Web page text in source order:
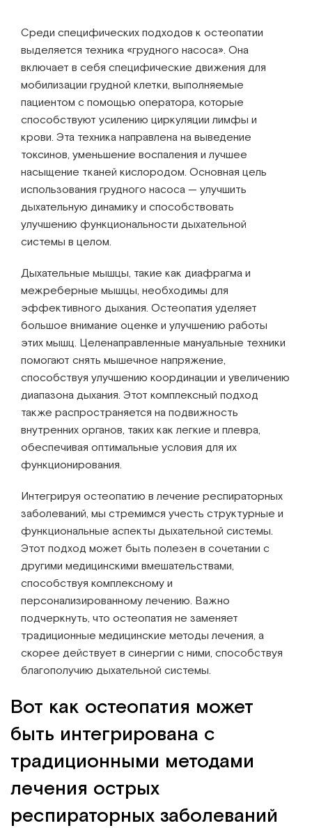
Среди специфических подходов к остеопатии
выделяется техника «грудного насоса». Она
включает в себя специфические движения для
мобилизации грудной клетки, выполняемые
пациентом с помощью оператора, которые
способствуют усилению циркуляции лимфы и
крови. Эта техника направлена на выведение
токсинов, уменьшение воспаления и лучшее
насыщение тканей кислородом. Основная цель
использования грудного насоса — улучшить
дыхательную динамику и способствовать
улучшению функциональности дыхательной
системы в целом.
Дыхательные мышцы, такие как диафрагма и
межреберные мышцы, необходимы для
эффективного дыхания. Остеопатия уделяет
большое внимание оценке и улучшению работы
этих мышц. Целенаправленные мануальные техники
помогают снять мышечное напряжение,
способствуя улучшению координации и увеличению
диапазона дыхания. Этот комплексный подход
также распространяется на подвижность
внутренних органов, таких как легкие и плевра,
обеспечивая оптимальные условия для их
функционирования.
Интегрируя остеопатию в лечение респираторных
заболеваний, мы стремимся учесть структурные и
функциональные аспекты дыхательной системы.
Этот подход может быть полезен в сочетании с
другими медицинскими вмешательствами,
способствуя комплексному и
персонализированному лечению. Важно
подчеркнуть, что остеопатия не заменяет
традиционные медицинские методы лечения, а
скорее действует в синергии с ними, способствуя
благополучию дыхательной системы.
Вот как остеопатия может
быть интегрирована с
традиционными методами
лечения острых
респираторных заболеваний